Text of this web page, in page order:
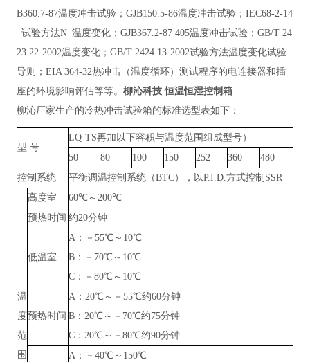
B360.7-87温度冲击试验；GJB150.5-86温度冲击试验；IEC68-2-14
_试验方法N_温度变化；GJB367.2-87 405温度冲击试验；GB/T 24
23.22-2002温度变化；GB/T 2424.13-2002试验方法温度变化试验
导则；EIA 364-32热冲击（温度循环）测试程序的电连接器和插
座的环境影响评估等等。 柳沁科技 恒温恒湿控制箱
柳沁厂家生产的冷热冲击试验箱的标准选型表如下：
型 号
LQ-TS再加以下容积与温度范围组成型号）
50
80 100 150 252 360
480
控制系统
平衡调温控制系统（BTC），以P.I.D.方式控制SSR
温
度
范
围
高度室
60℃～200℃
预热时间 约20分钟
低温室
A：－55℃～10℃
B：－70℃～10℃
C：－80℃～10℃
预热时间
A：20℃～－55℃约60分钟
B：20℃～－70℃约75分钟
C：20℃～－80℃约90分钟
A：－40℃～150℃